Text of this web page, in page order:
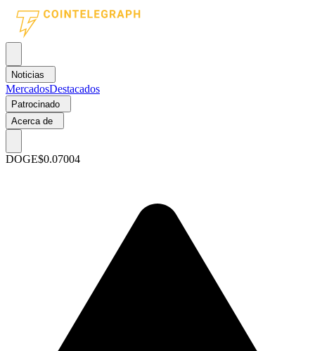
Noticias
MercadosDestacados
Patrocinado
Acerca de
DOGE$0.07004